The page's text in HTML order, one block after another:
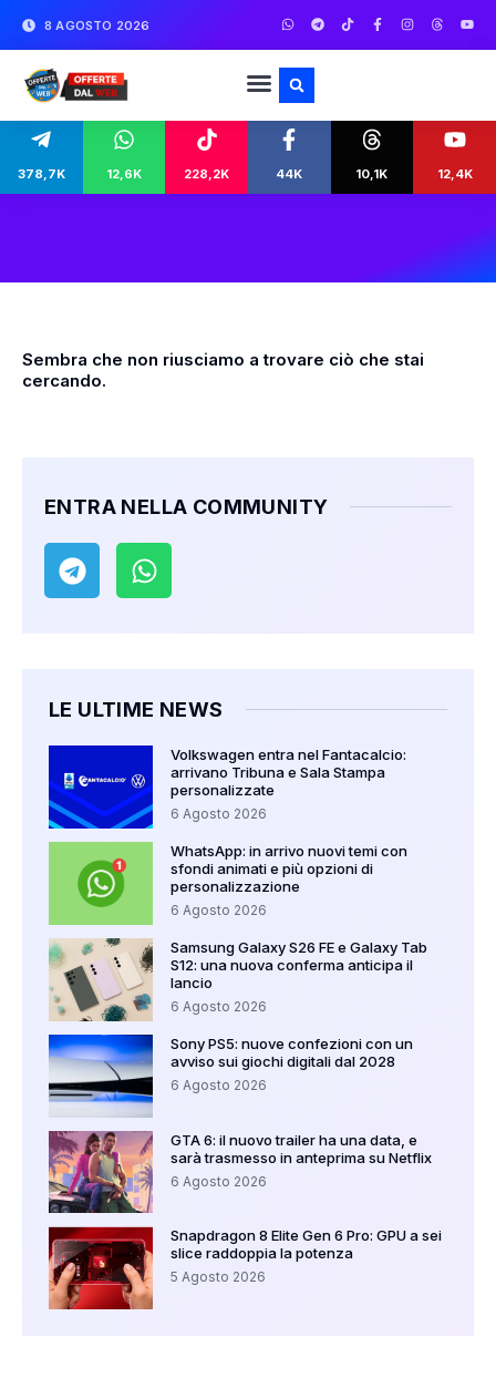
8 AGOSTO 2026
378,7K 12,6K 228,2K 44K 10,1K 12,4K
Sembra che non riusciamo a trovare ciò che stai
cercando.
ENTRA NELLA COMMUNITY
LE ULTIME NEWS
Volkswagen entra nel Fantacalcio:
arrivano Tribuna e Sala Stampa
personalizzate
6 Agosto 2026
WhatsApp: in arrivo nuovi temi con
sfondi animati e più opzioni di
personalizzazione
6 Agosto 2026
Samsung Galaxy S26 FE e Galaxy Tab
S12: una nuova conferma anticipa il
lancio
6 Agosto 2026
Sony PS5: nuove confezioni con un
avviso sui giochi digitali dal 2028
6 Agosto 2026
GTA 6: il nuovo trailer ha una data, e
sarà trasmesso in anteprima su Netflix
6 Agosto 2026
Snapdragon 8 Elite Gen 6 Pro: GPU a sei
slice raddoppia la potenza
5 Agosto 2026